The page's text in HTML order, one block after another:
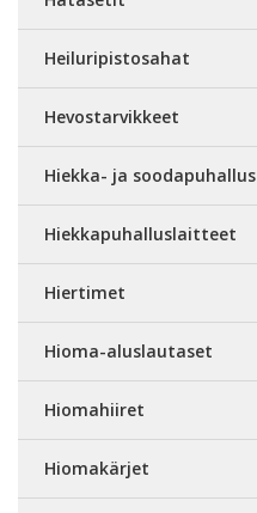
Heiluripistosahat
Hevostarvikkeet
Hiekka- ja soodapuhallus
Hiekkapuhalluslaitteet
Hiertimet
Hioma-aluslautaset
Hiomahiiret
Hiomakärjet